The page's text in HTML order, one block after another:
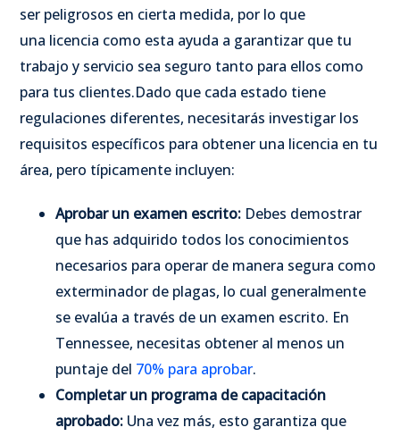
ser peligrosos en cierta medida, por lo que
una licencia como esta ayuda a garantizar que tu
trabajo y servicio sea seguro tanto para ellos como
para tus clientes.Dado que cada estado tiene
regulaciones diferentes, necesitarás investigar los
requisitos específicos para obtener una licencia en tu
área, pero típicamente incluyen:
Aprobar un examen escrito: Debes demostrar
que has adquirido todos los conocimientos
necesarios para operar de manera segura como
exterminador de plagas, lo cual generalmente
se evalúa a través de un examen escrito. En
Tennessee, necesitas obtener al menos un
puntaje del 70% para aprobar.
Completar un programa de capacitación
aprobado: Una vez más, esto garantiza que